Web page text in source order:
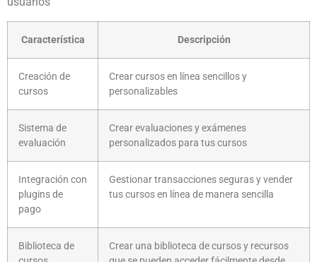
Característica Descripción
Creación de
cursos
Crear cursos en línea sencillos y
personalizables
Sistema de
evaluación
Crear evaluaciones y exámenes
personalizados para tus cursos
Integración con
plugins de
pago
Gestionar transacciones seguras y vender
tus cursos en línea de manera sencilla
Biblioteca de
Crear una biblioteca de cursos y recursos